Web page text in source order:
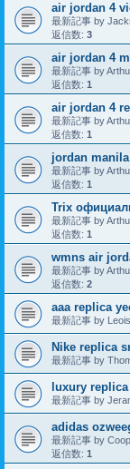
air jordan 4
最新記事 by
返信数: 3
air jordan 4
最新記事 by
返信数: 1
air jordan 4
最新記事 by
返信数: 1
jordan
最新記事 by
返信数: 1
Trix
最新記事 by
返信数: 1
wmns air
最新記事 by
返信数: 2
aaa replica
最新記事 by
Nike replica
最新記事 by
luxury
最新記事 by
adidas
最新記事 by
返信数: 1